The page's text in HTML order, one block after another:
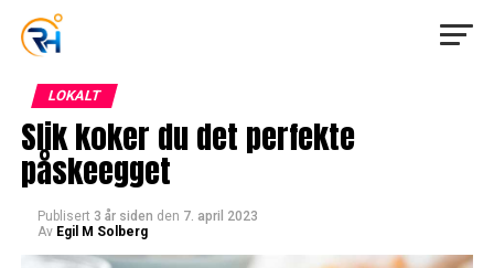
LOKALT
Slik koker du det perfekte
påskeegget
Publisert 3 år siden den 7. april 2023
Av Egil M Solberg